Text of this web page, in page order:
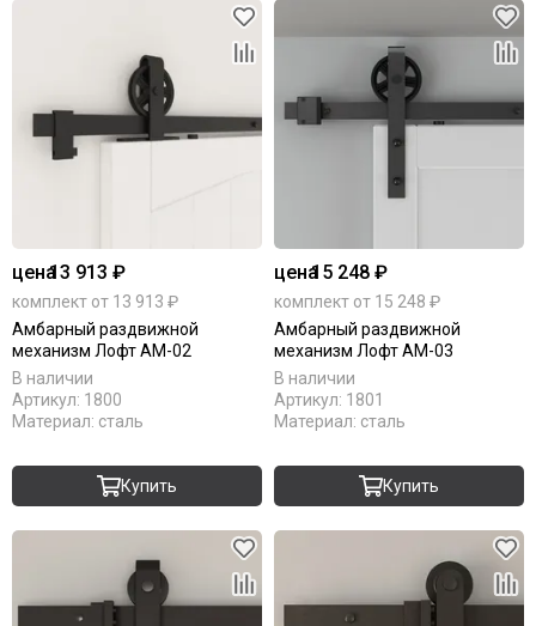
цена13 913 ₽
комплект от 13 913 ₽
Амбарный раздвижной
механизм Лофт АМ-02
В наличии
Артикул: 1800
Материал: сталь
Купить
цена15 248 ₽
комплект от 15 248 ₽
Амбарный раздвижной
механизм Лофт АМ-03
В наличии
Артикул: 1801
Материал: сталь
Купить